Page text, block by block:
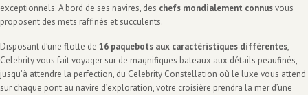
exceptionnels. A bord de ses navires, des chefs mondialement connusvous
proposent des mets raffinés et succulents.
Disposant d’une flotte de 16 paquebots aux caractéristiques différentes,
Celebrity vous fait voyager sur de magnifiques bateaux aux détails peaufinés,
jusqu’à attendre la perfection, du Celebrity Constellation où le luxe vous attend
sur chaque pont au navire d’exploration, votre croisière prendra la mer d’une